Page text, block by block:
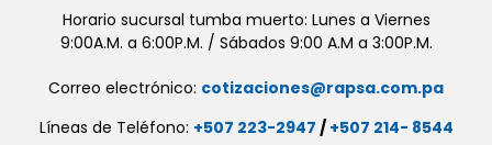
Horario sucursal tumba muerto: Lunes a Viernes
9:00A.M. a 6:00P.M. / Sábados 9:00 A.M a 3:00P.M.
Correo electrónico: cotizaciones@rapsa.com.pa
Líneas de Teléfono: +507 223-2947 / +507 214- 8544